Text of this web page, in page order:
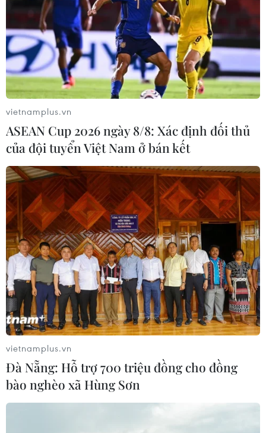
vietnamplus.vn
ASEAN Cup 2026 ngày 8/8: Xác định đối thủ
của đội tuyển Việt Nam ở bán kết
vietnamplus.vn
Đà Nẵng: Hỗ trợ 700 triệu đồng cho đồng
bào nghèo xã Hùng Sơn